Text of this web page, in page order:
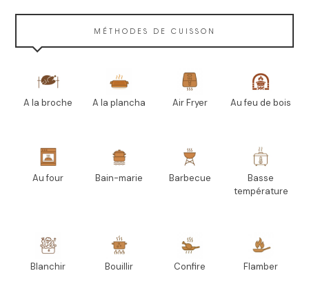
MÉTHODES DE CUISSON
A la broche A la plancha Air Fryer Au feu de bois
Au four Bain-marie Barbecue
Basse
température
Blanchir Bouillir Confire Flamber